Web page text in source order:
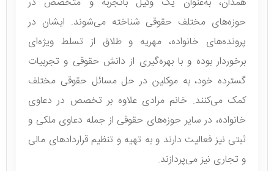
حوزه‌های مختلف حقوقی شناخته می‌شوند. ایشان در
پرونده‌های خانواده، مهریه و طلاق از تسلط ویژه‌ای
برخوردار بوده و با بهره‌گیری از دانش حقوقی و تجربیات
گسترده خود، به موکلین در حل مسائل حقوقی مختلف
کمک می‌کنند. خانم مرادی علاوه بر تخصص در دعاوی
خانواده، در سایر حوزه‌های حقوقی از جمله دعاوی ملکی و
ثبتی نیز فعالیت دارند و به تهیه و تنظیم قراردادهای مالی
و تجاری نیز می‌پردازند.